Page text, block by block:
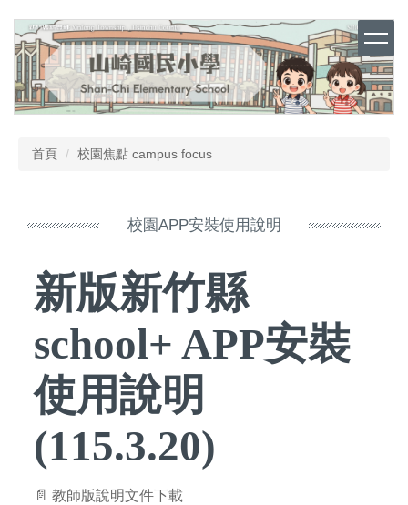
到
主
要
內
容
首頁
校園焦點 campus focus
校園APP安裝使用說明
新版新竹縣
school+ APP安裝
使用說明
(115.3.20)
📄 教師版說明文件下載